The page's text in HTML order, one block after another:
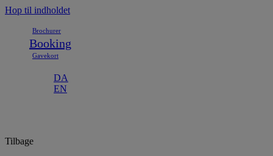
Hop til indholdet
Brochurer
Booking
Gavekort
DA
EN
Tilbage